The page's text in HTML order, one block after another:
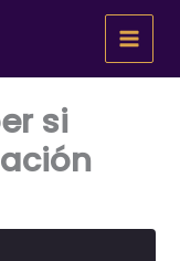
si